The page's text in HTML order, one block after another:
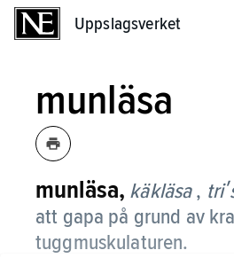
Uppslagsverket
munläsa
munläsa, käkläsa,
att gapa på grund av
tuggmuskulaturen.